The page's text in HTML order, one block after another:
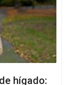
hígado: